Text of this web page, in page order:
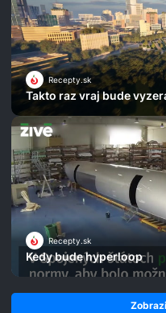
Recepty.sk
Takto raz vraj bude
Recepty.sk
Kedy bude hyperloop